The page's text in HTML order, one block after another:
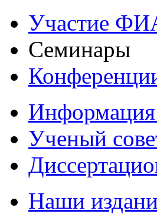
Участие
Семинары
Ученый
Наши